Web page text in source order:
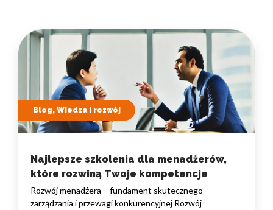
Blog, Wiedza i rozwój
Najlepsze szkolenia dla menadżerów,
które rozwiną Twoje kompetencje
Rozwój menadżera – fundament skutecznego
zarządzania i przewagi konkurencyjnej Rozwój